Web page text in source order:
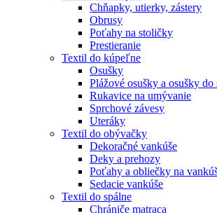
Chňapky, utierky, zástery
Obrusy
Poťahy na stoličky
Prestieranie
Textil do kúpeľne
Osušky
Plážové osušky a osušky do
Rukavice na umývanie
Sprchové závesy
Uteráky
Textil do obývačky
Dekoračné vankúše
Deky a prehozy
Poťahy a obliečky na
Sedacie vankúše
Textil do spálne
Chrániče matraca